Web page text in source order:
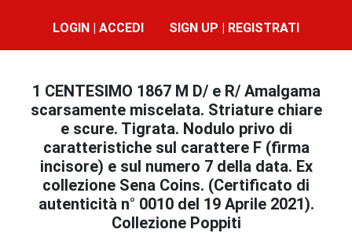
LOGIN | ACCEDI SIGN UP | REGISTRATI
1 CENTESIMO 1867 M D/ e R/ Amalgama
scarsamente miscelata. Striature chiare
e scure. Tigrata. Nodulo privo di
caratteristiche sul carattere F (firma
incisore) e sul numero 7 della data. Ex
collezione Sena Coins. (Certificato di
autenticità n° 0010 del 19 Aprile 2021).
Collezione Poppiti